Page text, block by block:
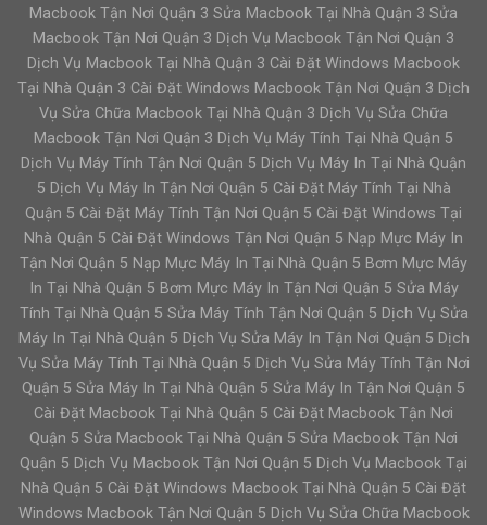
Macbook Tận Nơi Quận 3 Sửa Macbook Tại Nhà Quận 3 Sửa
Macbook Tận Nơi Quận 3 Dịch Vụ Macbook Tận Nơi Quận 3
Dịch Vụ Macbook Tại Nhà Quận 3 Cài Đặt Windows Macbook
Tại Nhà Quận 3 Cài Đặt Windows Macbook Tận Nơi Quận 3 Dịch
Vụ Sửa Chữa Macbook Tại Nhà Quận 3 Dịch Vụ Sửa Chữa
Macbook Tận Nơi Quận 3 Dịch Vụ Máy Tính Tại Nhà Quận 5
Dịch Vụ Máy Tính Tận Nơi Quận 5 Dịch Vụ Máy In Tại Nhà Quận
5 Dịch Vụ Máy In Tận Nơi Quận 5 Cài Đặt Máy Tính Tại Nhà
Quận 5 Cài Đặt Máy Tính Tận Nơi Quận 5 Cài Đặt Windows Tại
Nhà Quận 5 Cài Đặt Windows Tận Nơi Quận 5 Nạp Mực Máy In
Tận Nơi Quận 5 Nạp Mực Máy In Tại Nhà Quận 5 Bơm Mực Máy
In Tại Nhà Quận 5 Bơm Mực Máy In Tận Nơi Quận 5 Sửa Máy
Tính Tại Nhà Quận 5 Sửa Máy Tính Tận Nơi Quận 5 Dịch Vụ Sửa
Máy In Tại Nhà Quận 5 Dịch Vụ Sửa Máy In Tận Nơi Quận 5 Dịch
Vụ Sửa Máy Tính Tại Nhà Quận 5 Dịch Vụ Sửa Máy Tính Tận Nơi
Quận 5 Sửa Máy In Tại Nhà Quận 5 Sửa Máy In Tận Nơi Quận 5
Cài Đặt Macbook Tại Nhà Quận 5 Cài Đặt Macbook Tận Nơi
Quận 5 Sửa Macbook Tại Nhà Quận 5 Sửa Macbook Tận Nơi
Quận 5 Dịch Vụ Macbook Tận Nơi Quận 5 Dịch Vụ Macbook Tại
Nhà Quận 5 Cài Đặt Windows Macbook Tại Nhà Quận 5 Cài Đặt
Windows Macbook Tận Nơi Quận 5 Dịch Vụ Sửa Chữa Macbook